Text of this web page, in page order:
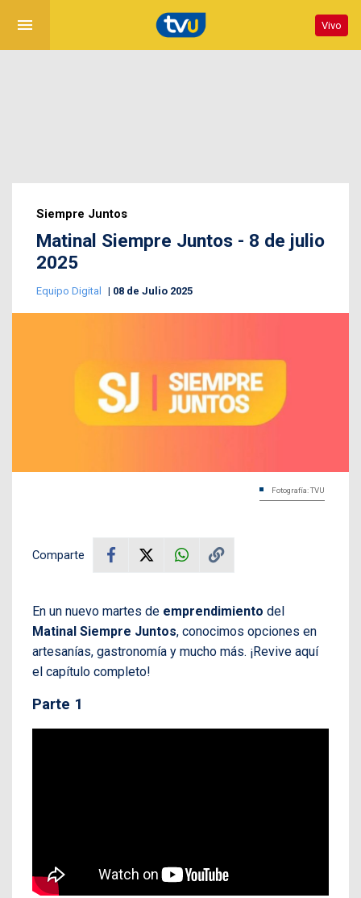
menu Vivo
Siempre Juntos
Matinal Siempre Juntos - 8 de julio
2025
Equipo Digital 08 de Julio 2025
Fotografía: TVU
Comparte
En un nuevo martes de emprendimiento del
Matinal Siempre Juntos, conocimos opciones en
artesanías, gastronomía y mucho más. ¡Revive aquí
el capítulo completo!
Parte 1